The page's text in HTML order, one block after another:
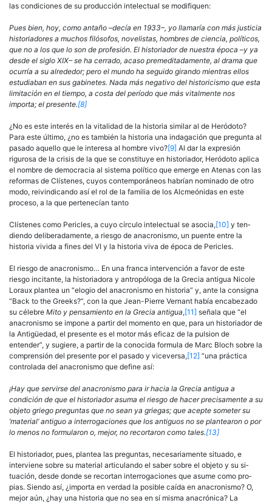
las condiciones de su producción intelectual se modifiquen:
Pues bien, hoy, como antaño –decía en 1933–, yo llamaría con más justicia
historiadores a muchos filósofos, novelistas, hombres de ciencia, políticos,
que no a los que lo son de profesión. El historiador de nuestra época –y ya
desde el siglo XIX– se ha cerrado, acaso premeditadamente, al drama que
ocurría a su alrededor; pero el mundo ha seguido girando mientras ellos
estudiaban en sus gabinetes. Nada más negativo del historicismo que esta
limitación en el tiempo, a costa del período que más vitalmente nos
importa; el presente.[8]
¿No es este interés en la vitalidad de la historia similar al de Heró­doto?
Para este último, ¿no es también la historia una indagación que pregunta al
pasado aquello que le interesa al hombre vivo?[9] Al dar la expresión
rigurosa de la crisis de la que se constituye en historiador, Heródoto aplica
el nombre de democracia al sistema político que emerge en Atenas con las
reformas de Clístenes, cuyos contemporá­neos habrían nominado de otro
modo, reivindicando así el rol de la familia de los Alcmeónidas en este
proceso, a la que pertenecían tanto
Clístenes como Pericles, a cuyo círculo intelectual se asocia,[10] y ten­
diendo deliberadamente, a riesgo de anacronismo, un puente entre la
historia vivida a fines del VI y la historia viva de época de Pericles.
El riesgo de anacronismo… En una franca intervención a favor de este
riesgo incitante, la historiadora y antropóloga de la Grecia antigua Nicole
Loraux plantea un “elogio del anacronismo en his­toria” y, ante la consigna
“Back to the Greeks?”, con la que Jean-Pierre Vernant había encabezado
su célebre Mito y pensamiento en la Grecia antigua,[11] señala que “el
anacronismo se impone a partir del mo­mento en que, para un historiador de
la Antigüedad, el presente es el motor más eficaz de la pulsion de
entender”, y sugiere, a partir de la conocida formula de Marc Bloch sobre la
comprensión del presente por el pasado y viceversa,[12] “una práctica
controlada del anacronismo que define así:
¡Hay que servirse del anacronismo para ir hacia la Grecia antigua a
condición de que el historiador asuma el riesgo de hacer precisamente a su
objeto griego preguntas que no sean ya griegas; que acepte someter su
‘material’ antiguo a interrogaciones que los antiguos no se plantearon o por
lo menos no formularon o, mejor, no recortaron como tales.[13]
El historiador, pues, plantea las preguntas, necesariamente situado, e
interviene sobre su material articulando el saber sobre el objeto y su si­
tuación, desde donde se recortan interrogaciones que asume como pro­
pias. Siendo así, ¿importa en verdad la posible caída en anacronismo? O,
mejor aún, ¿hay una historia que no sea en sí misma anacrónica? La